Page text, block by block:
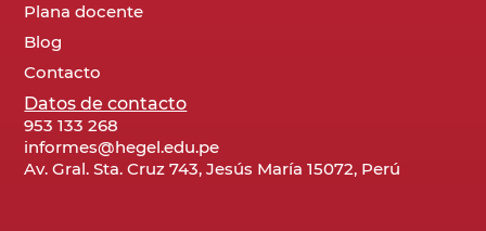
Plana docente
Blog
Contacto
Datos de contacto
953 133 268
informes@hegel.edu.pe
Av. Gral. Sta. Cruz 743, Jesús María 15072, Perú